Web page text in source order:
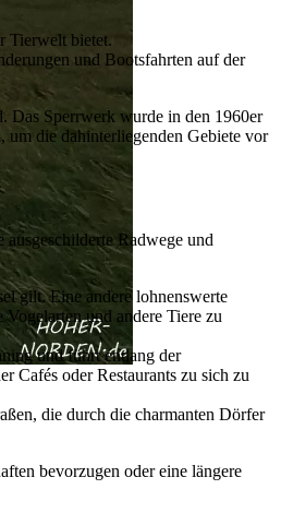
Tierwelt bietet.
und Bootsfahrten auf der
Das Sperrwerk wurde in den 1960er
um die dahinterliegenden Gebiete vor
Radwege und
gilt. Eine andere lohnenswerte
und andere Tiere zu
und führt entlang der
Cafés oder Restaurants zu sich zu
die durch die charmanten Dörfer
bevorzugen oder eine längere